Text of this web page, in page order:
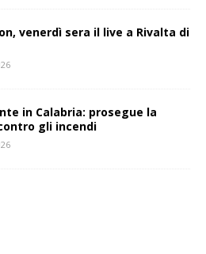
venerdì sera il live a Rivalta di
in Calabria: prosegue la
gli incendi